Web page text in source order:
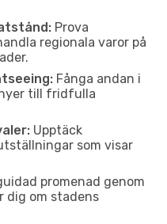
Prova
regionala varor på
Fånga andan i
till fridfulla
Upptäck
som visar
promenad genom
dig om stadens